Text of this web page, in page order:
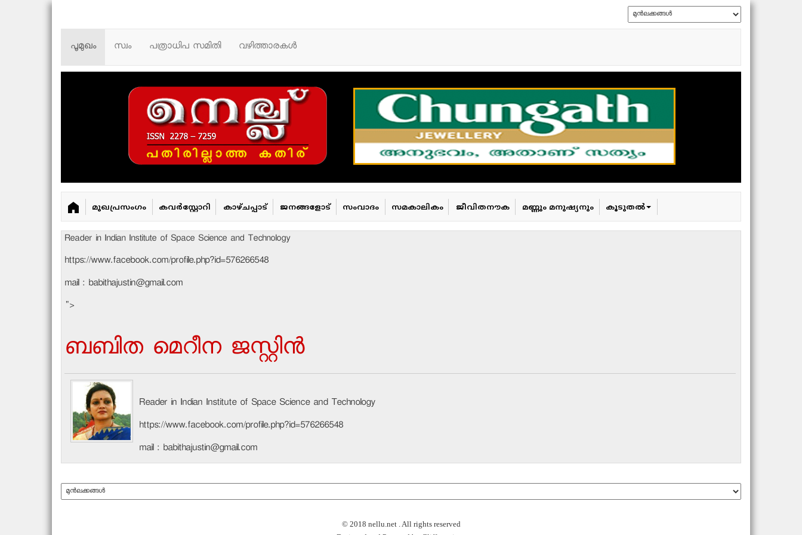
പൂമുഖം സ്വം പത്രാധിപ സമിതി വഴിത്താരകള്‍
മുഖപ്രസംഗം കവർ‌സ്റ്റോറി കാഴ്ചപ്പാട് ജനങ്ങളോട് സംവാദം സമകാലികം ജീവിതനൗക മണ്ണും മനുഷ്യനും കൂടുതൽ
Reader in Indian Institute of Space Science and Technology
https://www.facebook.com/profile.php?id=576266548
mail : babithajustin@gmail.com
">
ബബിത മെറീന ജസ്റ്റിന്‍
Reader in Indian Institute of Space Science and Technology
https://www.facebook.com/profile.php?id=576266548
mail : babithajustin@gmail.com
© 2018 nellu.net . All rights reserved